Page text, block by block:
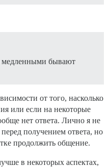
медленными бывают
от того, насколько
или если на некоторые
нет ответа. Лично я не
получением ответа, но
продолжить общение.
в некоторых аспектах,